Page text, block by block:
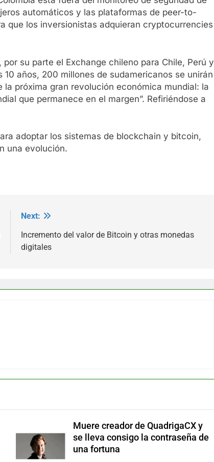
automáticos y las plataformas de peer-to-
que los inversionistas adquieran cryptocurrencies
su parte el Exchange chileno para Chile, Perú y
años, 200 millones de sudamericanos se unirán
la próxima gran revolución económica mundial: la
que permanece en el margen”. Refiriéndose a
adoptar los sistemas de blockchain y bitcoin,
una evolución.
Next:
Incremento del valor de Bitcoin y otras monedas
digitales
Muere creador de QuadrigaCX y
se lleva consigo la contraseña de
una fortuna